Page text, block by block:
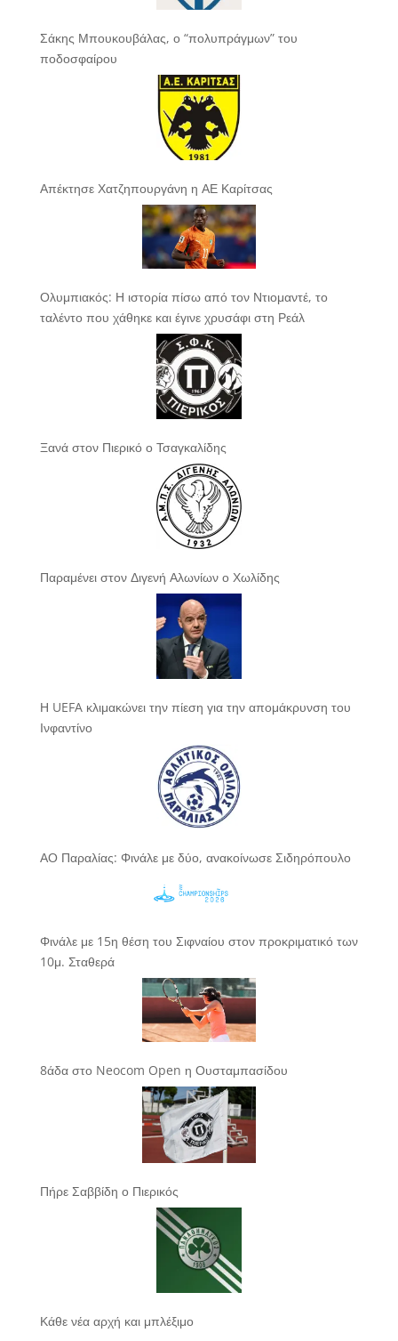
Σάκης Μπουκουβάλας, ο “πολυπράγμων” του
ποδοσφαίρου
Απέκτησε Χατζηπουργάνη η ΑΕ Καρίτσας
Ολυμπιακός: Η ιστορία πίσω από τον Ντιομαντέ, το
ταλέντο που χάθηκε και έγινε χρυσάφι στη Ρεάλ
Ξανά στον Πιερικό ο Τσαγκαλίδης
Παραμένει στον Διγενή Αλωνίων ο Χωλίδης
Η UEFA κλιμακώνει την πίεση για την απομάκρυνση του
Ινφαντίνο
ΑΟ Παραλίας: Φινάλε με δύο, ανακοίνωσε Σιδηρόπουλο
Φινάλε με 15η θέση του Σιφναίου στον προκριματικό των
10μ. Σταθερά
8άδα στο Neocom Open η Ουσταμπασίδου
Πήρε Σαββίδη ο Πιερικός
Κάθε νέα αρχή και μπλέξιμο